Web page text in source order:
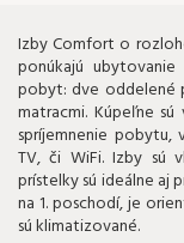
Izby Comfort o
ponúkajú
pobyt: dve oddelené
matracmi. Kúpeľne
spríjemnenie pobytu,
TV, či WiFi. Izby sú
prístelky sú ideálne aj
na 1. poschodí, je
sú klimatizované.